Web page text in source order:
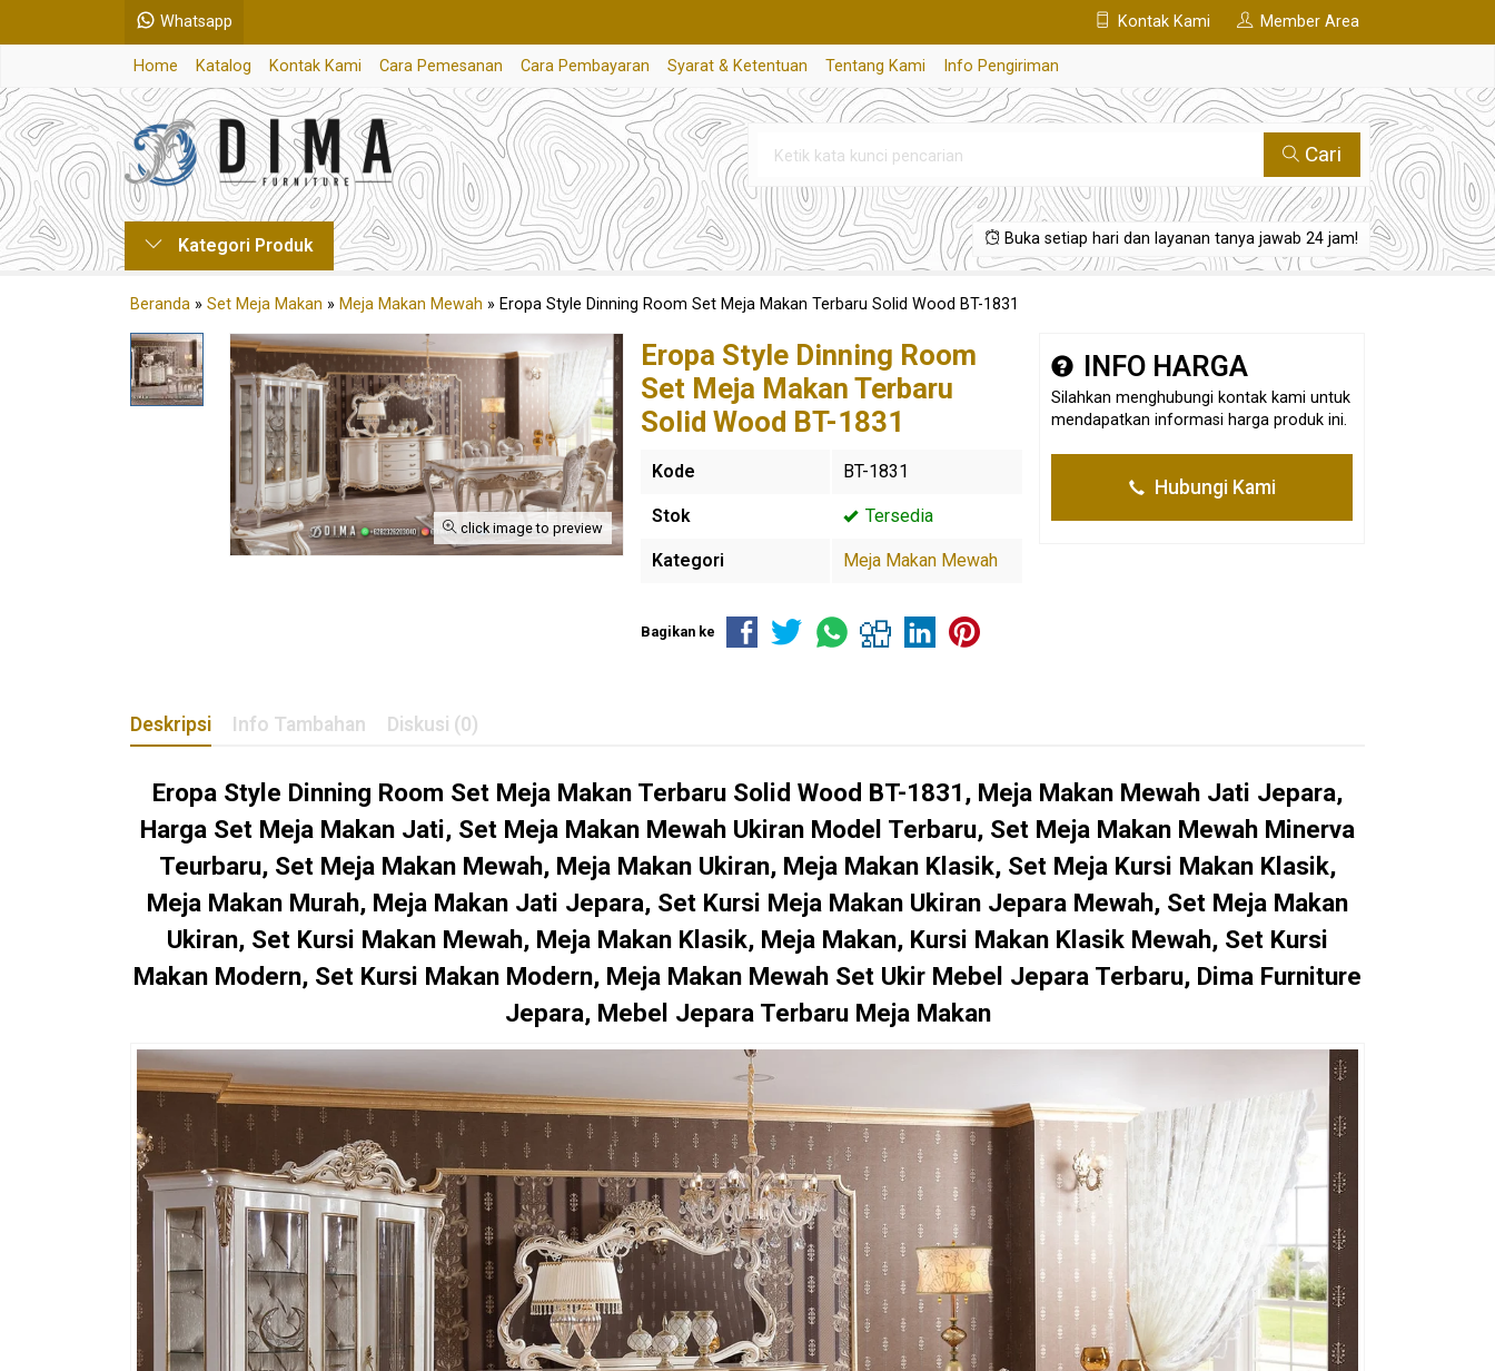
Whatsapp Kontak Kami Member Area
Home Katalog Kontak Kami Cara Pemesanan Cara Pembayaran Syarat & Ketentuan Tentang Kami Info Pengiriman
Cari
Kategori Produk Buka setiap hari dan layanan tanya jawab 24 jam!
Beranda » Set Meja Makan » Meja Makan Mewah » Eropa Style Dinning Room Set Meja Makan Terbaru Solid Wood BT-1831
click image to preview
Eropa Style Dinning Room
Set Meja Makan Terbaru
Solid Wood BT-1831
Kode BT-1831
Stok Tersedia
Kategori Meja Makan Mewah
INFO HARGA
Silahkan menghubungi kontak kami untuk
mendapatkan informasi harga produk ini.
Hubungi Kami
Bagikan ke
Deskripsi Info Tambahan Diskusi (0)
Eropa Style Dinning Room Set Meja Makan Terbaru Solid Wood BT-1831, Meja Makan Mewah Jati Jepara,
Harga Set Meja Makan Jati, Set Meja Makan Mewah Ukiran Model Terbaru, Set Meja Makan Mewah Minerva
Teurbaru, Set Meja Makan Mewah, Meja Makan Ukiran, Meja Makan Klasik, Set Meja Kursi Makan Klasik,
Meja Makan Murah, Meja Makan Jati Jepara, Set Kursi Meja Makan Ukiran Jepara Mewah, Set Meja Makan
Ukiran, Set Kursi Makan Mewah, Meja Makan Klasik, Meja Makan, Kursi Makan Klasik Mewah, Set Kursi
Makan Modern, Set Kursi Makan Modern, Meja Makan Mewah Set Ukir Mebel Jepara Terbaru, Dima Furniture
Jepara, Mebel Jepara Terbaru Meja Makan